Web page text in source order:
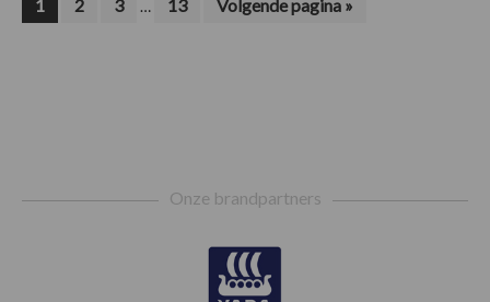
1 2 3 … 13
naar
Volgende pagina »
Onze brandpartners